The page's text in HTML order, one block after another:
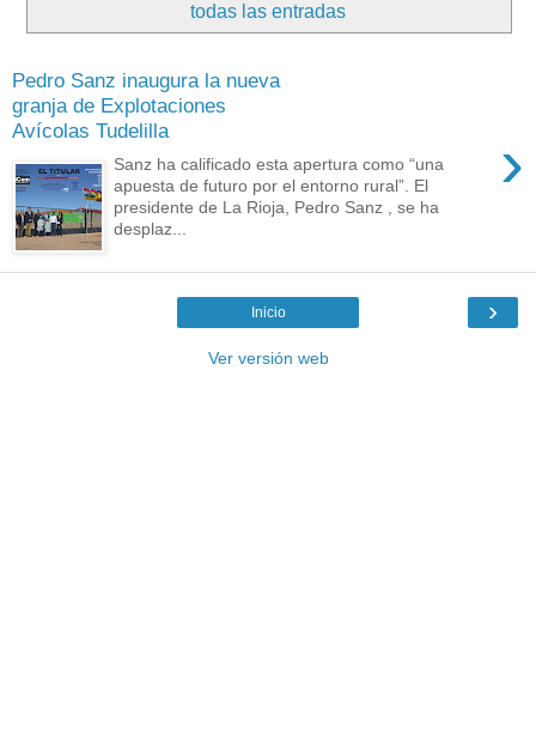
todas las entradas
Pedro Sanz inaugura la nueva
granja de Explotaciones
Avícolas Tudelilla
›
Sanz ha calificado esta apertura como “una
apuesta de futuro por el entorno rural”. El
presidente de La Rioja, Pedro Sanz , se ha
desplaz...
›
Inicio
Ver versión web